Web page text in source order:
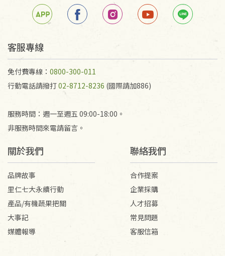
若未保持原包裝方式或未使用原箱退回，導致書籍有
任何折損、磨損、污損或凹角，將不接受退貨，也不
不接受退貨之手抄稿，為敬重法寶故，里仁網購無法
代為結緣處理等。 若需將手抄稿寄還給消費者，因而
產生的運費100元/箱將由消費者負擔。
客服專線
免付費專線： 0800-300-011
行動電話請撥打02-8712-8236 (國際請加886)
服務時間：週一至週五 09:00-18:00。
非服務時間來電請留言。
關於我們
品牌故事
里仁七大永續行動
產品/有機蔬果把關
大事記
媒體報導
聯絡我們
合作提案
企業採購
人才招募
常見問題
客服信箱